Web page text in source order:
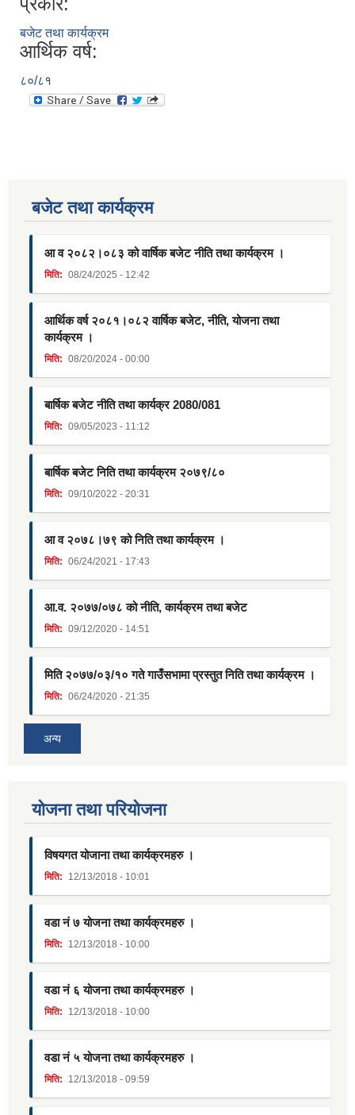
बजेट तथा कार्यक्रम
आर्थिक वर्ष:
८०/८१
बजेट तथा कार्यक्रम
आ व २०८२।०८३ को वार्षिक बजेट नीति तथा कार्यक्रम ।
मिति: 08/24/2025 - 12:42
आर्थिक वर्ष २०८१।०८२ वार्षिक बजेट, नीति, योजना तथा
कार्यक्रम ।
मिति: 08/20/2024 - 00:00
बार्षिक बजेट नीति तथा कार्यक्र 2080/081
मिति: 09/05/2023 - 11:12
बार्षिक बजेट निति तथा कार्यक्रम २०७९/८०
मिति: 09/10/2022 - 20:31
आ व २०७८।७९ को निति तथा कार्यक्रम ।
मिति: 06/24/2021 - 17:43
आ.व. २०७७/०७८ को नीति, कार्यक्रम तथा बजेट
मिति: 09/12/2020 - 14:51
मिति २०७७/०३/१० गते गाउँसभामा प्रस्तुत निति तथा कार्यक्रम ।
मिति: 06/24/2020 - 21:35
अन्य
याेजना तथा परियाेजना
विषयगत योजाना तथा कार्यक्रमहरु ।
मिति: 12/13/2018 - 10:01
वडा नं ७ योजना तथा कार्यक्रमहरु ।
मिति: 12/13/2018 - 10:00
वडा नं ६ योजना तथा कार्यक्रमहरु ।
मिति: 12/13/2018 - 10:00
वडा नं ५ योजना तथा कार्यक्रमहरु ।
मिति: 12/13/2018 - 09:59